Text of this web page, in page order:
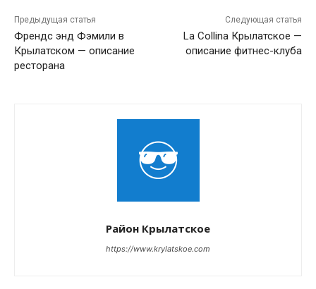
Предыдущая статья
Френдс энд Фэмили в
Крылатском — описание
ресторана
Следующая статья
La Collina Крылатское —
описание фитнес-клуба
Район Крылатское
https://www.krylatskoe.com